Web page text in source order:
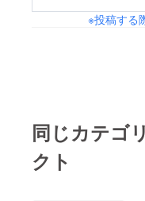
を数本用意
か、ブロッ
ルを流し込
※投稿する
同じカテゴ
クト